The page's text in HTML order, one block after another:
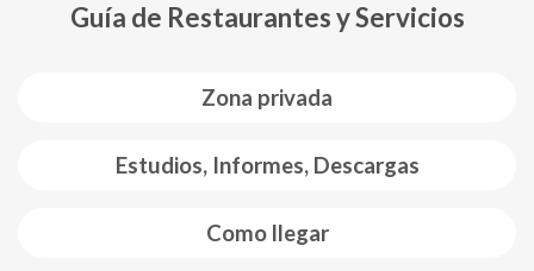
Zona privada
Estudios, Informes, Descargas
Como llegar
Guía de Restaurantes y Servicios